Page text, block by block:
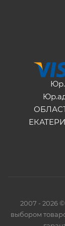
2007 - 2026
выбором